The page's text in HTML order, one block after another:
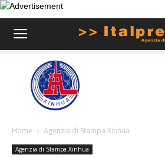
Home Agenzia di Stampa Xinhua
Agenzia di Stampa Xinhua